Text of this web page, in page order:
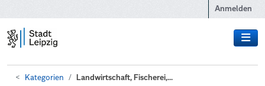
Anmelden
Kategorien Landwirtschaft, Fischerei,...